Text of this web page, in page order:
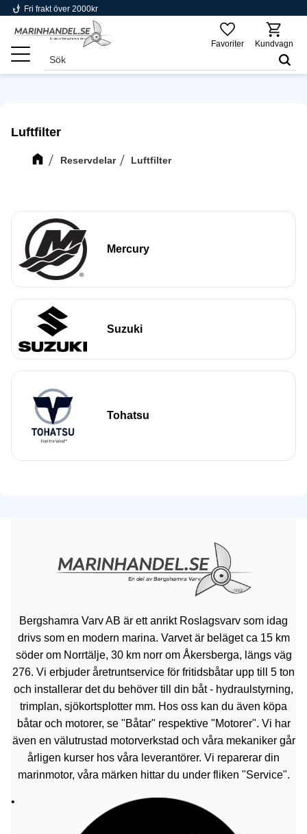
Meny
phishing Fri frakt över 2000kr
Favoriter Kundvagn
Luftfilter
Reservdelar Luftfilter
Mercury
Suzuki
Tohatsu
Bergshamra Varv AB är ett anrikt Roslagsvarv som idag
drivs som en modern marina. Varvet är beläget ca 15 km
söder om Norrtälje, 30 km norr om Åkersberga, längs väg
276. Vi erbjuder åretruntservice för fritidsbåtar upp till 5 ton
och installerar det du behöver till din båt - hydraulstyrning,
trimplan, sjökortsplotter mm. Hos oss kan du även köpa
båtar och motorer, se "Båtar" respektive "Motorer". Vi har
även en välutrustad motorverkstad och våra mekaniker går
årligen kurser hos våra leverantörer. Vi reparerar din
marinmotor, våra märken hittar du under fliken "Service".